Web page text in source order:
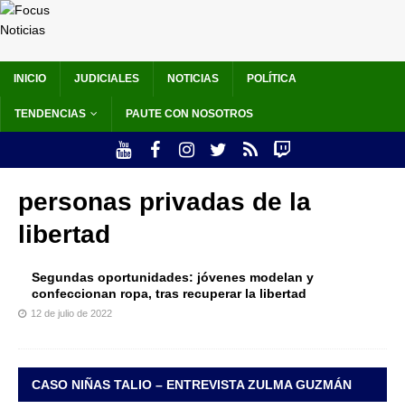
INICIO JUDICIALES NOTICIAS POLÍTICA
TENDENCIAS PAUTE CON NOSOTROS
personas privadas de la
libertad
Segundas oportunidades: jóvenes modelan y
confeccionan ropa, tras recuperar la libertad
12 de julio de 2022
CASO NIÑAS TALIO – ENTREVISTA ZULMA GUZMÁN